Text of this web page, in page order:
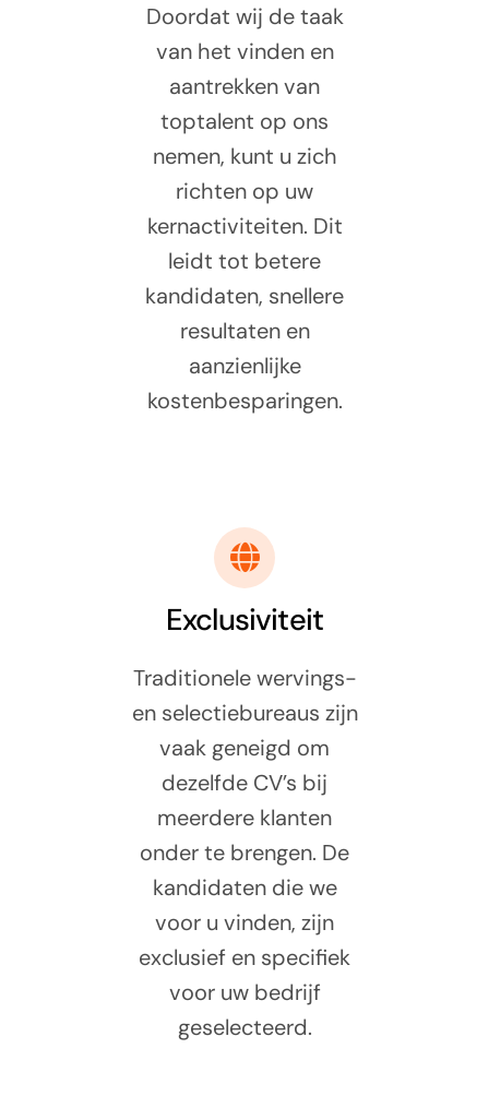
Doordat wij de taak
van het vinden en
aantrekken van
toptalent op ons
nemen, kunt u zich
richten op uw
kernactiviteiten. Dit
leidt tot betere
kandidaten, snellere
resultaten en
aanzienlijke
kostenbesparingen.
Exclusiviteit
Traditionele wervings-
en selectiebureaus zijn
vaak geneigd om
dezelfde CV’s bij
meerdere klanten
onder te brengen. De
kandidaten die we
voor u vinden, zijn
exclusief en specifiek
voor uw bedrijf
geselecteerd.